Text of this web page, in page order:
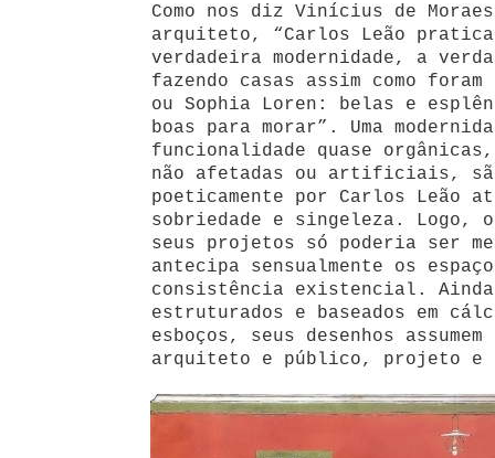
Como nos diz Vinícius de
arquiteto, “Carlos Leão
verdadeira modernidade, a
fazendo casas assim como
ou Sophia Loren: belas e
boas para morar”. Uma
funcionalidade quase
não afetadas ou artificiais,
poeticamente por Carlos Leão
sobriedade e singeleza. Logo,
seus projetos só poderia ser
antecipa sensualmente os
consistência existencial. Ainda
estruturados e baseados em
esboços, seus desenhos
arquiteto e público, projeto e